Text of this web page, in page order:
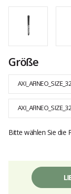
Größe
Bitte wählen Sie die